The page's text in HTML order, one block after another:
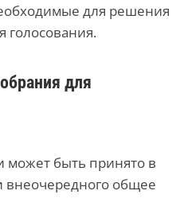
для решения
голосования.
для
быть принято в
внеочередного общее